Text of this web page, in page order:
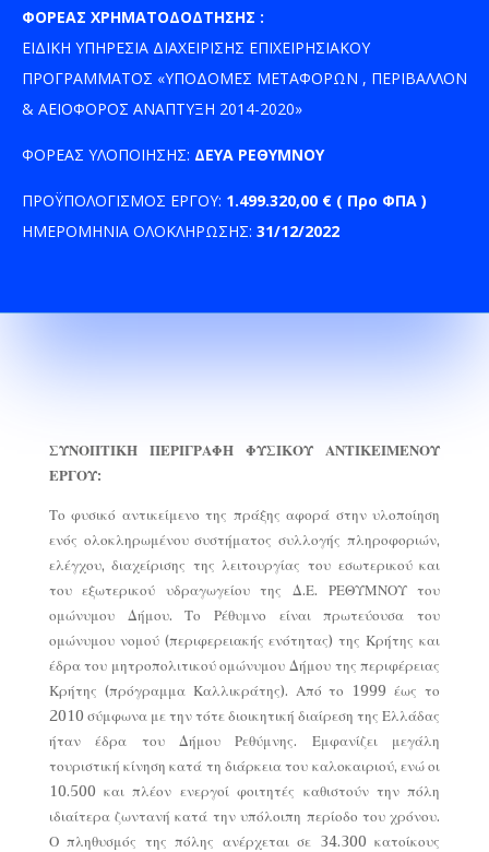
ΦΟΡΕΑΣ ΧΡΗΜΑΤΟΔΟΔΤΗΣΗΣ :
ΕΙΔΙΚΗ ΥΠΗΡΕΣΙΑ ΔΙΑΧΕΙΡΙΣΗΣ ΕΠΙΧΕΙΡΗΣΙΑΚΟΥ
ΠΡΟΓΡΑΜΜΑΤΟΣ «ΥΠΟΔΟΜΕΣ ΜΕΤΑΦΟΡΩΝ , ΠΕΡΙΒΑΛΛΟΝ
& ΑΕΙΟΦΟΡΟΣ ΑΝΑΠΤΥΞΗ 2014-2020»
ΦΟΡΕΑΣ ΥΛΟΠΟΙΗΣΗΣ: ΔΕΥΑ ΡΕΘΥΜΝΟΥ
ΠΡΟΫΠΟΛΟΓΙΣΜΟΣ ΕΡΓΟΥ: 1.499.320,00 € ( Προ ΦΠΑ )
ΗΜΕΡΟΜΗΝΙΑ ΟΛΟΚΛΗΡΩΣΗΣ: 31/12/2022
ΣΥΝΟΠΤΙΚΗ ΠΕΡΙΓΡΑΦΗ ΦΥΣΙΚΟΥ ΑΝΤΙΚΕΙΜΕΝΟΥ
ΕΡΓΟΥ:
Το φυσικό αντικείμενο της πράξης αφορά στην υλοποίηση
ενός ολοκληρωμένου συστήματος συλλογής πληροφοριών,
ελέγχου, διαχείρισης της λειτουργίας του εσωτερικού και
του εξωτερικού υδραγωγείου της Δ.Ε. ΡΕΘΥΜΝΟΥ του
ομώνυμου Δήμου. Το Ρέθυμνο είναι πρωτεύουσα του
ομώνυμου νομού (περιφερειακής ενότητας) της Κρήτης και
έδρα του μητροπολιτικού ομώνυμου Δήμου της περιφέρειας
Κρήτης (πρόγραμμα Καλλικράτης). Από το 1999 έως το
2010 σύμφωνα με την τότε διοικητική διαίρεση της Ελλάδας
ήταν έδρα του Δήμου Ρεθύμνης. Εμφανίζει μεγάλη
τουριστική κίνηση κατά τη διάρκεια του καλοκαιριού, ενώ οι
10.500 και πλέον ενεργοί φοιτητές καθιστούν την πόλη
ιδιαίτερα ζωντανή κατά την υπόλοιπη περίοδο του χρόνου.
Ο πληθυσμός της πόλης ανέρχεται σε 34.300 κατοίκους